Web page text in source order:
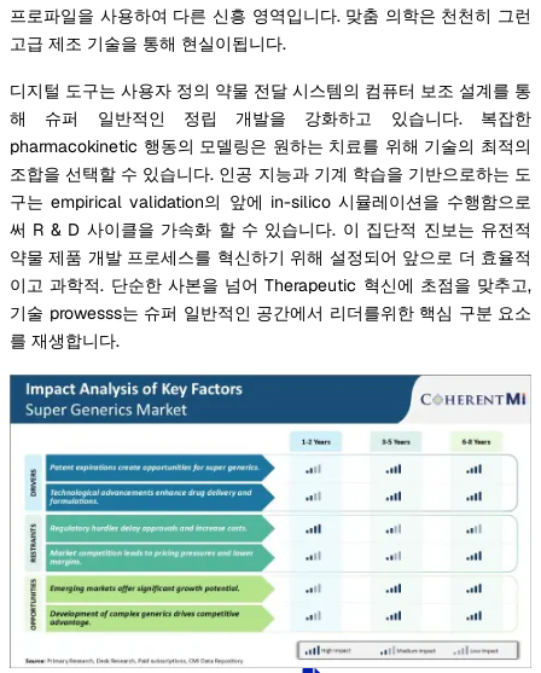
프로파일을 사용하여 다른 신흥 영역입니다. 맞춤 의학은 천천히 그런
고급 제조 기술을 통해 현실이됩니다.
디지털 도구는 사용자 정의 약물 전달 시스템의 컴퓨터 보조 설계를 통
해 슈퍼 일반적인 정립 개발을 강화하고 있습니다. 복잡한
pharmacokinetic 행동의 모델링은 원하는 치료를 위해 기술의 최적의
조합을 선택할 수 있습니다. 인공 지능과 기계 학습을 기반으로하는 도
구는 empirical validation의 앞에 in-silico 시뮬레이션을 수행함으로
써 R & D 사이클을 가속화 할 수 있습니다. 이 집단적 진보는 유전적
약물 제품 개발 프로세스를 혁신하기 위해 설정되어 앞으로 더 효율적
이고 과학적. 단순한 사본을 넘어 Therapeutic 혁신에 초점을 맞추고,
기술 prowesss는 슈퍼 일반적인 공간에서 리더를위한 핵심 구분 요소
를 재생합니다.